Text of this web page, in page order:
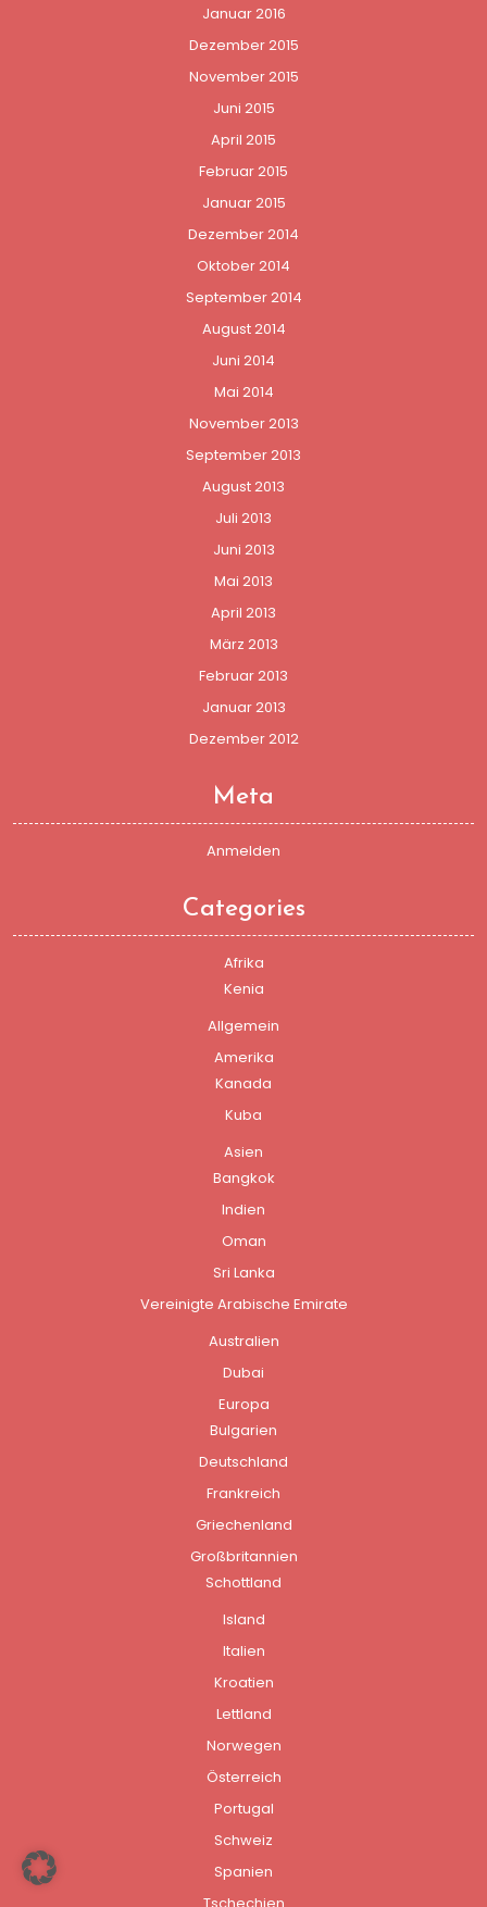
Januar 2016
Dezember 2015
November 2015
Juni 2015
April 2015
Februar 2015
Januar 2015
Dezember 2014
Oktober 2014
September 2014
August 2014
Juni 2014
Mai 2014
November 2013
September 2013
August 2013
Juli 2013
Juni 2013
Mai 2013
April 2013
März 2013
Februar 2013
Januar 2013
Dezember 2012
Meta
Anmelden
Categories
Afrika
Kenia
Allgemein
Amerika
Kanada
Kuba
Asien
Bangkok
Indien
Oman
Sri Lanka
Vereinigte Arabische Emirate
Australien
Dubai
Europa
Bulgarien
Deutschland
Frankreich
Griechenland
Großbritannien
Schottland
Island
Italien
Kroatien
Lettland
Norwegen
Österreich
Portugal
Schweiz
Spanien